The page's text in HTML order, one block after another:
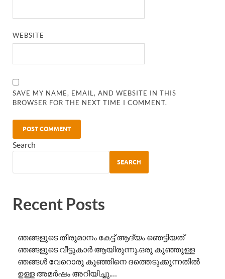
WEBSITE
SAVE MY NAME, EMAIL, AND WEBSITE IN THIS
BROWSER FOR THE NEXT TIME I COMMENT.
Search
SEARCH
Recent Posts
ഞങ്ങളുടെ തീരുമാനം കേട്ട് ആദ്യം ഞെട്ടിയത്
ഞങ്ങളുടെ വീട്ടുകാർ ആയിരുന്നു.ഒരു കുഞ്ഞുള്ള
ഞങ്ങൾ വേറൊരു കുഞ്ഞിനെ ദത്തെടുക്കുന്നതിൽ
ഉള്ള അമർഷം അറിയിച്ചു.…